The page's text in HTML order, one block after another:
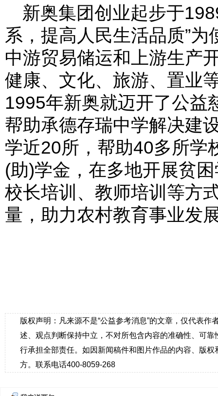
新奥集团创业起步于
系，提高人民生活品质”
中游贸易储运和上游生产
健康、文化、旅游、置业
1995年新奥就迈开了公益
帮助承德存瑞中学解决建
学近20所，帮助40多所学
(助)学金，在多地开展贫
校长培训、教师培训等方
量，助力农村教育事业发
版权声明：凡来源不是“公益参考消息”的文章，仅代表
述、观点判断保持中立，不对所包含内容的准确性、可
行承担全部责任。如因新闻稿件和图片作品的内容、版
方。联系电话400-8059-268